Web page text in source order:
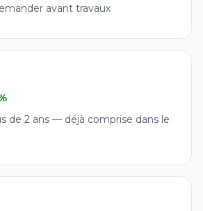
avant travaux
de 2 ans — déjà comprise dans le